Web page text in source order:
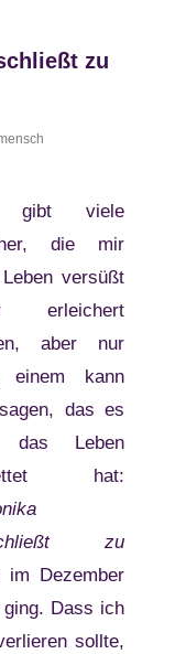
zu
gibt viele
die mir
versüßt
erleichert
aber nur
einem kann
das es
das Leben
hat:
zu
Dezember
Dass ich
sollte,